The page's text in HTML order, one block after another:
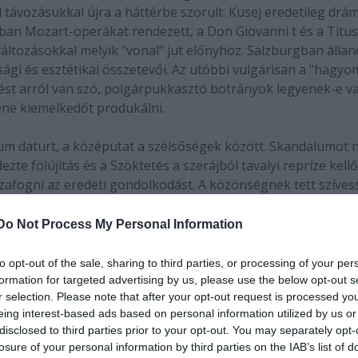
Not Process My Personal Information
opt-out of the sale, sharing to third parties, or processing of your
for targeted advertising by us, please use the below opt-out
selection. Please note that after your opt-out request is processed
interest-based ads based on personal information utilized by us
to third parties prior to your opt-out. You may separately
of your personal information by third parties on the IAB’s list of
újra a háttérbe szorult. Kusej eredetileg
Mozart-operákat rendezett, a Don Giovanni t és a Titus
melyik "vonal" jut előnyhöz. Salzburgban
és esztétikai összetevői. Az utóbbi vulgárisan a
arról van szó, polgárpukkasztó botrányok legyenek-e
kiemelkedőt produkálni.
daturt, a középutat a szélsőségek között. Skandalumot
fölújítás és a Szöktetés a szerájból tavalyi repríze
az eredeti gondolkodást. A közönségnek tett
a darab utoljára a világháború előtt jelent meg ott.
kockáztatni. Pedig épp itt kellett volna, mivel maga a
színpadon. Mindaz, ami Mozartnál
közelről megfigyelt erkölcsi dilemma, elvesztette
ornamentikával és ötletekkel. Már a nyitány alatt
pulpitusra hág, szembefordul velünk, rágyújt,
főszereplők, páros tollaslabdajátékkal múlatják az időt,
- ki más lenne? - Don Alfonso, törülközővel a